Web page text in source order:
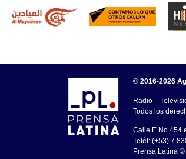
© 2016-2026
Radio –
Todos los
Calle E No.454
Teléf: (+53) 7
Prensa Latina